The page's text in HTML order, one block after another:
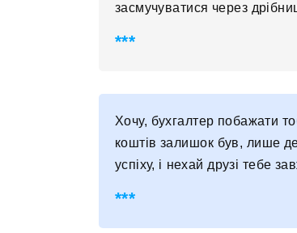
засмучуватися через
Хочу, бухгалтер побажати
коштів залишок був, лише
успіху, і нехай друзі тебе